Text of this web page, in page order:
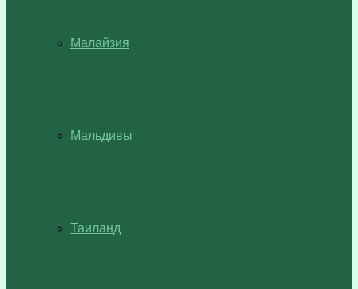
Малайзия
Мальдивы
Таиланд